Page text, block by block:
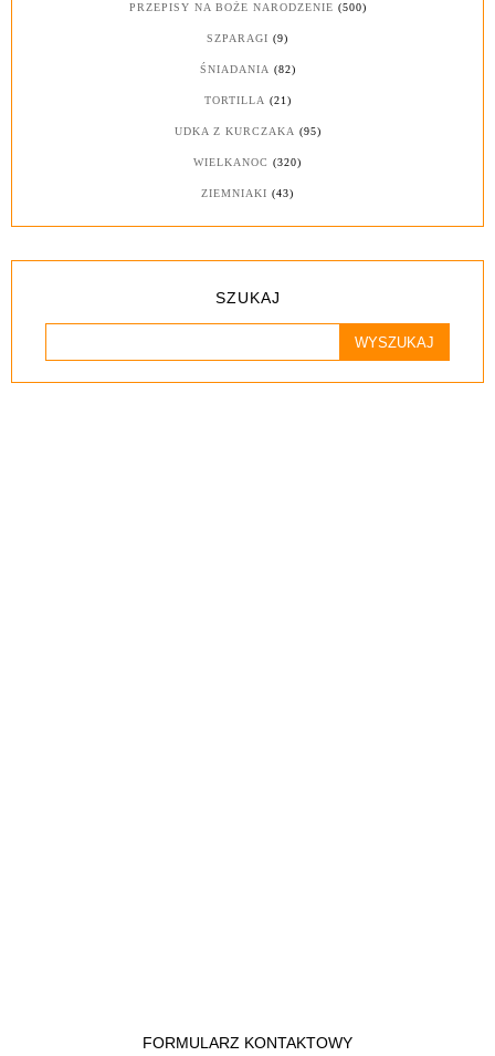
PRZEPISY NA BOŻE NARODZENIE (500)
SZPARAGI (9)
ŚNIADANIA (82)
TORTILLA (21)
UDKA Z KURCZAKA (95)
WIELKANOC (320)
ZIEMNIAKI (43)
SZUKAJ
FORMULARZ KONTAKTOWY